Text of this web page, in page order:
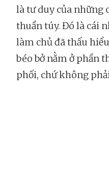
là tư duy của những
thuần túy. Đó là cái
làm chủ đã thấu
béo bở nằm ở phần
phối, chứ không